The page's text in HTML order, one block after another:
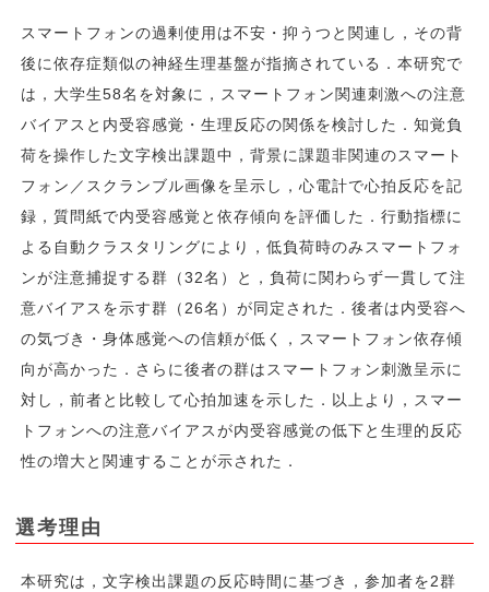
スマートフォンの過剰使用は不安・抑うつと関連し，その背
後に依存症類似の神経生理基盤が指摘されている．本研究で
は，大学生58名を対象に，スマートフォン関連刺激への注意
バイアスと内受容感覚・生理反応の関係を検討した．知覚負
荷を操作した文字検出課題中，背景に課題非関連のスマート
フォン／スクランブル画像を呈示し，心電計で心拍反応を記
録，質問紙で内受容感覚と依存傾向を評価した．行動指標に
よる自動クラスタリングにより，低負荷時のみスマートフォ
ンが注意捕捉する群（32名）と，負荷に関わらず一貫して注
意バイアスを示す群（26名）が同定された．後者は内受容へ
の気づき・身体感覚への信頼が低く，スマートフォン依存傾
向が高かった．さらに後者の群はスマートフォン刺激呈示に
対し，前者と比較して心拍加速を示した．以上より，スマー
トフォンへの注意バイアスが内受容感覚の低下と生理的反応
性の増大と関連することが示された．
選考理由
本研究は，文字検出課題の反応時間に基づき，参加者を2群